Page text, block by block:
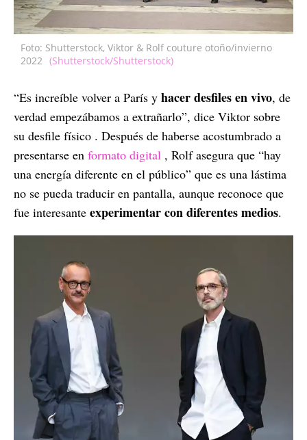
Foto: Shutterstock, Viktor & Rolf couture otoño/invierno
2022 (Shutterstock/Shutterstock)
“Es increíble volver a París y hacer desfiles en vivo, de
verdad empezábamos a extrañarlo”, dice Viktor sobre
su desfile físico . Después de haberse acostumbrado a
presentarse en formato digital , Rolf asegura que “hay
una energía diferente en el público” que es una lástima
no se pueda traducir en pantalla, aunque reconoce que
fue interesante experimentar con diferentes medios.